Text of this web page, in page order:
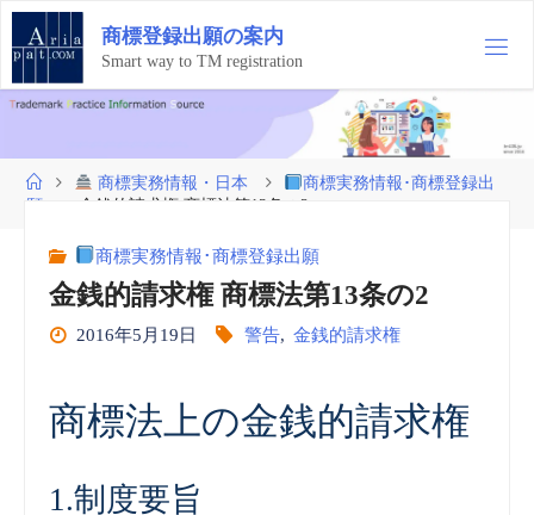
コ
テ
ン
ツ
ス
商標登録出願の案内
Smart way to TM registration
ホ
ー
商標実務情報・日本
商標実務情報･商標登録出
願
金銭的請求権 商標法第13条の2
商標実務情報･商標登録出願
金銭的請求権 商標法第13条の2
2016年5月19日 警告, 金銭的請求権
商標法上の金銭的請求権
1.制度要旨